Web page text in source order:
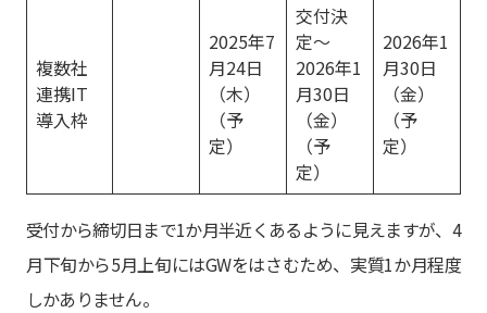
複数社
連携IT
導入枠
2025年7
月24日
（木）
（予
定）
交付決
定～
2026年1
月30日
（金）
（予
定）
2026年1
月30日
（金）
（予
定）
受付から締切日まで1か月半近くあるように見えますが、4
月下旬から5月上旬にはGWをはさむため、実質1か月程度
しかありません。